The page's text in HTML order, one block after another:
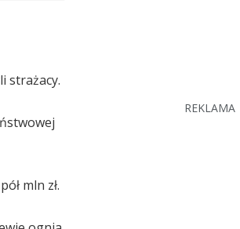
strażacy.
mln zł.
REKLAMA